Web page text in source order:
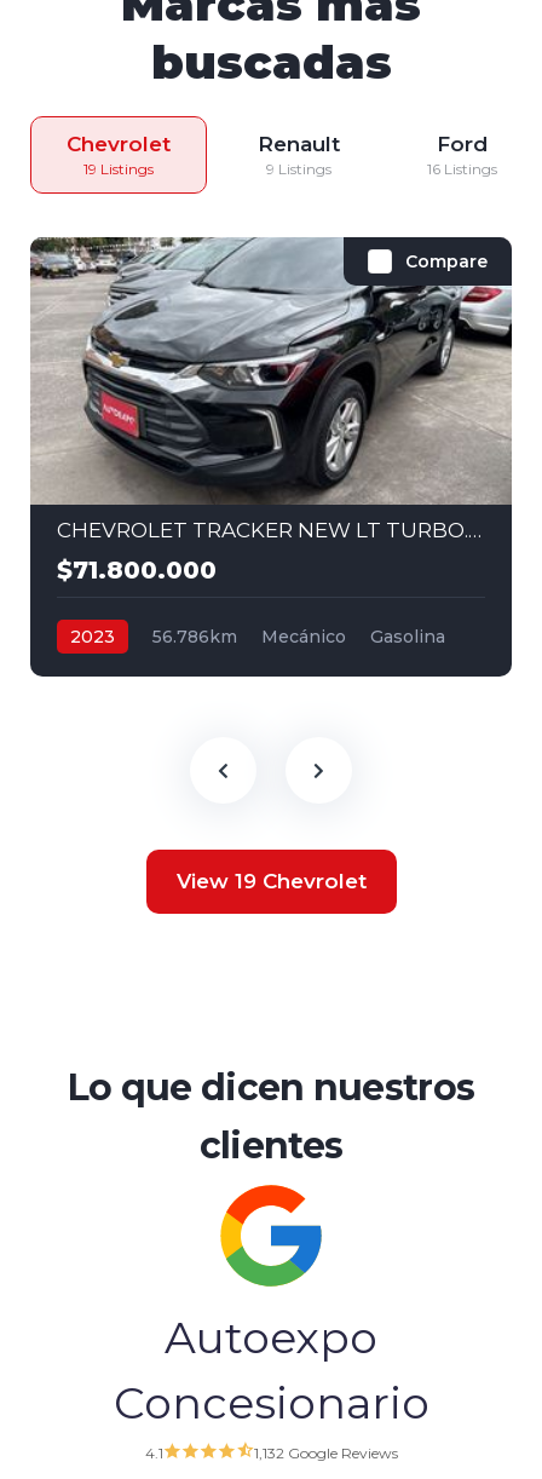
buscadas
Chevrolet
19 Listings
Renault
9 Listings
Ford
16 Listings
Compare
CHEVROLET TRACKER NEW LT TURBO. MEC 1,2 4X2 2023
$71.800.000
2023 56.786km Mecánico
Gasolina
View 19 Chevrolet
Lo que dicen nuestros
clientes
Autoexpo
Concesionario
4.1 1,132 Google Reviews